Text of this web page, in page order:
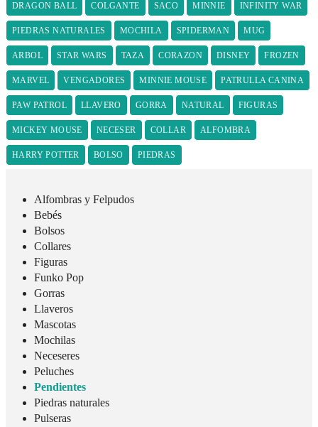
DRAGON BALL COLGANTE SACO MINNIE INFINITY WAR
PIEDRAS NATURALES MOCHILA SPIDERMAN MUG
ARBOL STAR WARS TAZA CORAZON DISNEY FROZEN
MARVEL VENGADORES MINNIE MOUSE PATRULLA CANINA
PAW PATROL LLAVERO GORRA NATURAL FIGURAS
MICKEY MOUSE NECESER COLLAR ALFOMBRA
HARRY POTTER BOLSO PIEDRAS
Alfombras y Felpudos
Bebés
Bolsos
Collares
Figuras
Funko Pop
Gorras
Llaveros
Mascotas
Mochilas
Neceseres
Peluches
Pendientes
Piedras naturales
Pulseras